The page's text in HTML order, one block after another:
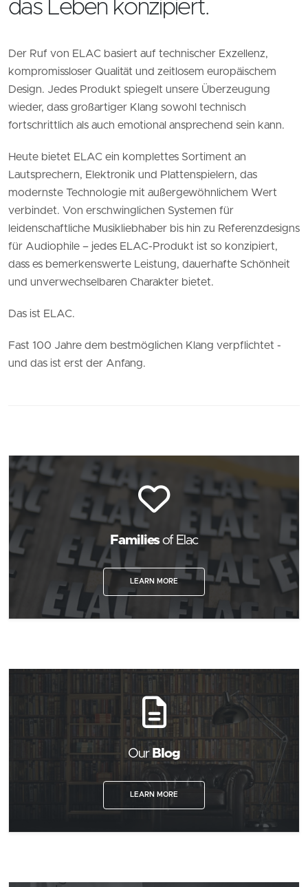
das Leben konzipiert.
Der Ruf von ELAC basiert auf technischer Exzellenz,
kompromissloser Qualität und zeitlosem europäischem
Design. Jedes Produkt spiegelt unsere Überzeugung
wieder, dass großartiger Klang sowohl technisch
fortschrittlich als auch emotional ansprechend sein kann.
Heute bietet ELAC ein komplettes Sortiment an
Lautsprechern, Elektronik und Plattenspielern, das
modernste Technologie mit außergewöhnlichem Wert
verbindet. Von erschwinglichen Systemen für
leidenschaftliche Musikliebhaber bis hin zu Referenzdesigns
für Audiophile – jedes ELAC-Produkt ist so konzipiert,
dass es bemerkenswerte Leistung, dauerhafte Schönheit
und unverwechselbaren Charakter bietet.
Das ist ELAC.
Fast 100 Jahre dem bestmöglichen Klang verpflichtet -
und das ist erst der Anfang.
Familiesof Elac
LEARN MORE
Our Blog
LEARN MORE